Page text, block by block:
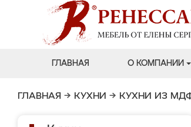
ГЛАВНАЯ О КОМПАНИИ
ГЛАВНАЯ → КУХНИ → КУХНИ ИЗ